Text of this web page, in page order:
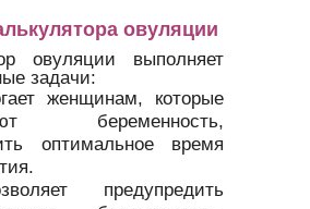
овуляции
овуляции выполняет
задачи:
женщинам, которые
беременность,
оптимальное время
предупредить